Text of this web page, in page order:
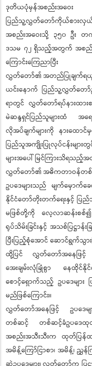
ဒုတိယပုံမှန်အစည်းအဝ
ပြည်သူ့လွှတ်တော်ကိုယ်စား
အစည်းအဝေးသို့ ၃၅၀ ဦး တ
ဒသမ ၇၂ ရှိသည့်အတွက် အစည်းအ
ကြောင်းကြေညာပြီး
လွှတ်တော်၏ အတည်ပြုချက်ရ
ယင်းနောက် ပြည်သူ့လွှတ်တော်ဥ
ရာတွင် လွှတ်တော်ရပ်နားထား
မဲဆန္ဒရှင်ပြည်သူများထံ အ
လိုအပ်ချက်များကို နားထောင်မှ
ပြည်သူအကျိုးပြုလုပ်ငန်းများ
များအပေါ် မြင်ကြားသိရသ
လွှတ်တော်၏ အဓိကတာဝန်တစ်
ဥပဒေများသည် မျက်မှောက်ခ
နိုင်ငံတော်တိုးတက်ရေးနှင့် ပြည်သူ
မဖြစ်တို့ကို လေ့လာဆန်းစစ်၍
ရုပ်သိမ်းခြင်းနှင့် အသစ်ပြဋ္
ပြီးပြည့်စုံအောင် ဆောင်ရွက်သွာ
ထို့ပြင် လွှတ်တော်အနေဖြင့် နို
အေးချမ်းလုံခြုံစွာ နေထိုင်
စောင့်ရှောက်သည့် ဥပဒေများ
မည်ဖြစ်ကြောင်း။
လွှတ်တော်အနေဖြင့် ဥပဒေမျ
တစ်ဆင့် တစ်ဆင့်ခံဥပဒေထုတ်
အစည်းအသီးသီးက ထုတ်ပြန်ထာ
အမိန့်ကြော်ငြာစာ၊ အမိန့်၊